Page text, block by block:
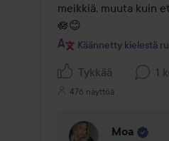
meikkiä, muuta kuin
🪷😊
Käännetty kielestä
Tykkää 1
476 näyttöä
Moa